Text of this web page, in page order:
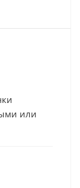
или
Стол